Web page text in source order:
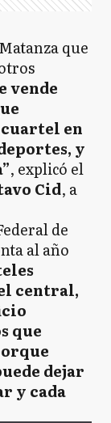
que
vende
en
y
, explicó el
Cid, a
de
al año
central,
que
dejar
y cada